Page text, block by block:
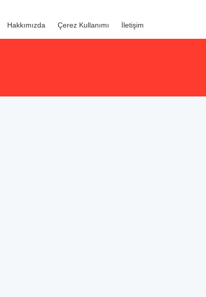
Hakkımızda Çerez Kullanımı İletişim